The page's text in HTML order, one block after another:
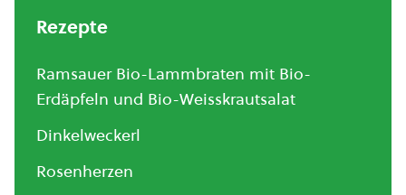
Rezepte
Ramsauer Bio-Lammbraten mit Bio-
Erdäpfeln und Bio-Weisskrautsalat
Dinkelweckerl
Rosenherzen